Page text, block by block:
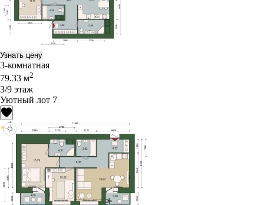
Узнать цену
3-комнатная
79.33 м2
3/9 этаж
Уютный лот 7